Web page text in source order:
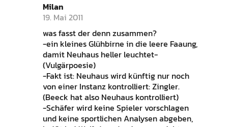
Milan
19. Mai 2011
was fasst der denn zusammen?
-ein kleines Glühbirne in die leere Faaung,
damit Neuhaus heller leuchtet-
(Vulgärpoesie)
-Fakt ist: Neuhaus wird künftig nur noch
von einer Instanz kontrolliert: Zingler.
(Beeck hat also Neuhaus kontrolliert)
-Schäfer wird keine Spieler vorschlagen
und keine sportlichen Analysen abgeben,